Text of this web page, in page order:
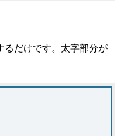
だけです。太字部分が